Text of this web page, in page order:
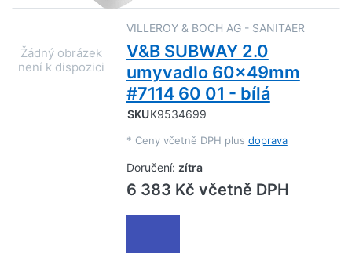
VILLEROY & BOCH AG - SANITAER
V&B SUBWAY 2.0
umyvadlo 60x49mm
#7114 60 01 - bílá
SKUK9534699
* Ceny včetně DPH plus doprava
Doručení: zítra
6 383 Kč včetně DPH